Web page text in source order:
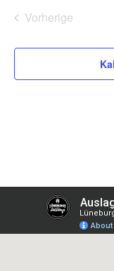
Vorherige